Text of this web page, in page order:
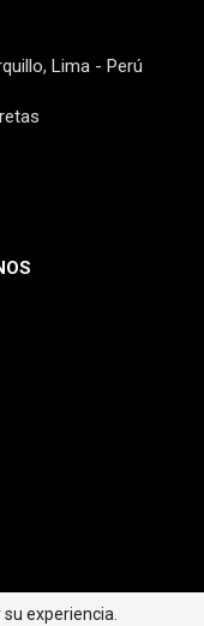
Lima - Perú
experiencia.